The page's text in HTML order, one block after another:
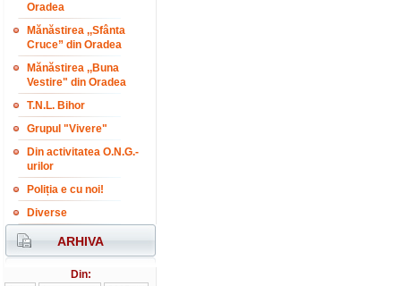
Oradea
Mănăstirea ,,Sfânta
Cruce” din Oradea
Mănăstirea ,,Buna
Vestire" din Oradea
T.N.L. Bihor
Grupul "Vivere"
Din activitatea O.N.G.-
urilor
Poliția e cu noi!
Diverse
ARHIVA
Din: